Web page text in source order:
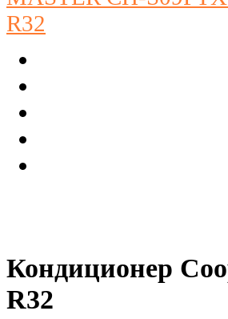
Кондиционер
R32